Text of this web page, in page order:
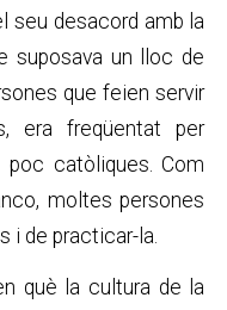
seu desacord amb la
suposava un lloc de
que feien servir
era freqüentat per
catòliques. Com
moltes persones
i de practicar-la.
què la cultura de la